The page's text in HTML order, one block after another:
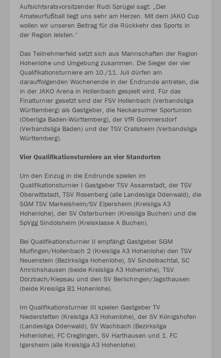
Aufsichtsratsvorsitzender Rudi Sprügel sagt: „Der
Amateurfußball liegt uns sehr am Herzen. Mit dem JAKO Cup
wollen wir unseren Beitrag für die Rückkehr des Sports in
der Region leisten.“
Das Teilnehmerfeld setzt sich aus Mannschaften der Region
Hohenlohe und Umgebung zusammen. Die Sieger der vier
Qualifikationsturniere am 10./11. Juli dürfen am
darauffolgenden Wochenende in der Endrunde antreten, die
in der JAKO Arena in Hollenbach gespielt wird. Für das
Finalturnier gesetzt sind der FSV Hollenbach (Verbandsliga
Württemberg) als Gastgeber, die Neckarsulmer Sportunion
(Oberliga Baden-Württemberg), der VfR Gommersdorf
(Verbandsliga Baden) und der TSV Crailsheim (Verbandsliga
Württemberg).
Vier Qualifikationsturniere an vier Standorten
Um den Einzug in die Endrunde spielen im
Qualifikationsturnier I Gastgeber TSV Assamstadt, der TSV
Oberwittstadt, TSV Rosenberg (alle Landesliga Odenwald), die
SGM TSV Markelsheim/SV Elpersheim (Kreisliga A3
Hohenlohe), der SV Osterburken (Kreisliga Buchen) und die
SpVgg Sindolsheim (Kreisklasse A Buchen).
Bei Qualifikationsturnier II empfängt Gastgeber SGM
Mulfingen/Hollenbach 2 (Kreisliga A3 Hohenlohe) den TSV
Neuenstein (Bezirksliga Hohenlohe), SV Sindelbachtal, SC
Amrichshausen (beide Kreisliga A3 Hohenlohe), TSV
Dörzbach/Klepsau und den SV Berlichingen/Jagsthausen
(beide Kreisliga B1 Hohenlohe).
Im Qualifikationsturnier III spielen Gastgeber TV
Niederstetten (Kreisliga A3 Hohenlohe), der SV Königshofen
(Landesliga Odenwald), SV Wachbach (Bezirksliga
Hohenlohe), FC Creglingen, SV Harthausen und 1. FC
Igersheim (alle Kreisliga A3 Hohenlohe).